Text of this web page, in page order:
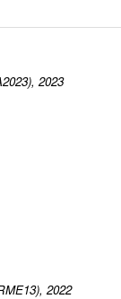
2023
2022